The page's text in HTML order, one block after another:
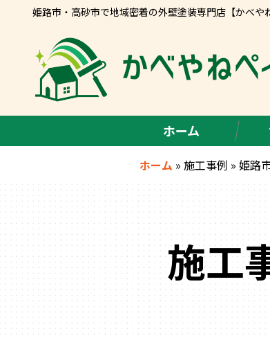
姫路市・高砂市で地域密着の外壁塗装専門店【かべや
ホーム
ホーム » 施工事例 » 姫路
施工